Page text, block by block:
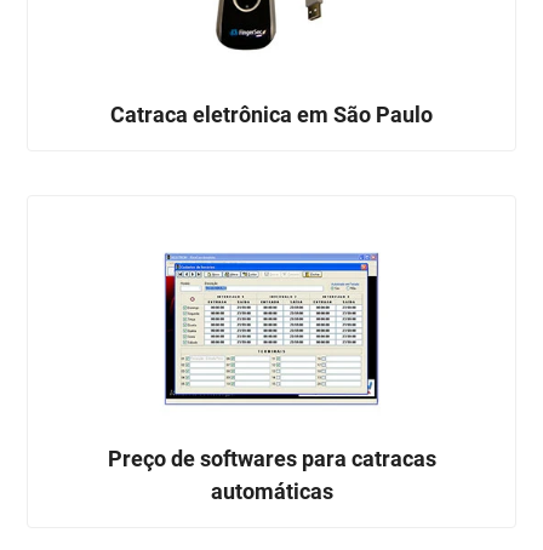
Catraca eletrônica em São Paulo
Preço de softwares para catracas
automáticas